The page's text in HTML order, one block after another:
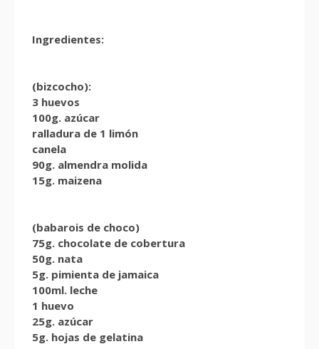
Ingredientes:
(bizcocho):
3 huevos
100g. azúcar
ralladura de 1 limón
canela
90g. almendra molida
15g. maizena
(babarois de choco)
75g. chocolate de cobertura
50g. nata
5g. pimienta de jamaica
100ml. leche
1 huevo
25g. azúcar
5g. hojas de gelatina